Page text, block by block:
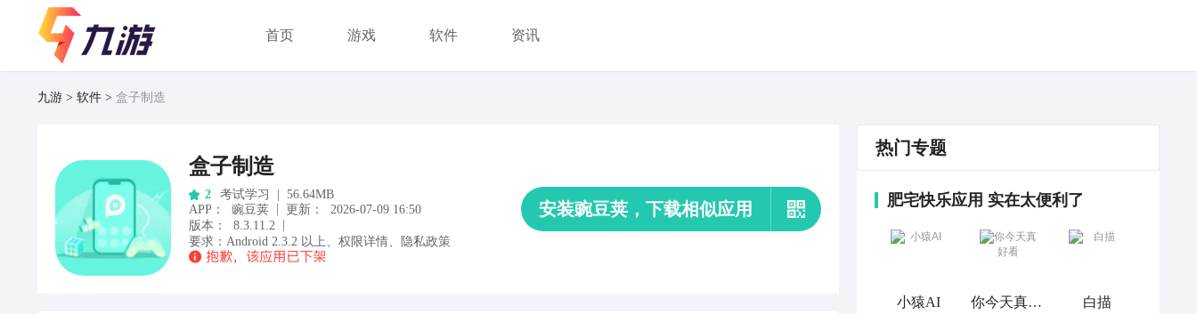
首页 游戏 软件 资讯
九游 软件 盒子制造
盒子制造
2 考试学习 | 56.64MB
APP ： 豌豆荚 | 更新：
2026-07-09 16:50
版本：
8.3.11.2
|
要求： Android 2.3.2 以上 权限详情 隐私政策
安装豌豆荚，下载相似应用
热门专题
肥宅快乐应用 实在太便利了
小猿AI 你今天真好看 白描